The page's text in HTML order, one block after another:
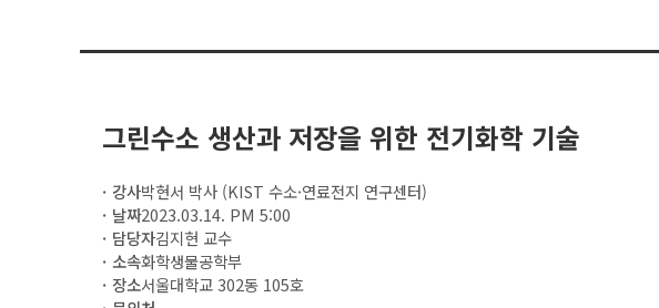
그린수소 생산과 저장을 위한 전기화학 기술
강사박현서 박사 (KIST 수소·연료전지 연구센터)
날짜2023.03.14. PM 5:00
담당자김지현 교수
소속화학생물공학부
장소서울대학교 302동 105호